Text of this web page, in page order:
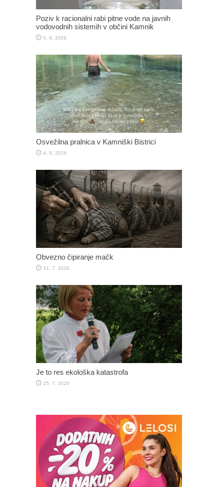
Poziv k racionalni rabi pitne vode na javnih
vodovodnih sistemih v občini Kamnik
5. 8. 2026
Osvežilna pralnica v Kamniški Bistrici
4. 8. 2026
Obvezno čipiranje mačk
31. 7. 2026
Je to res ekološka katastrofa
25. 7. 2026